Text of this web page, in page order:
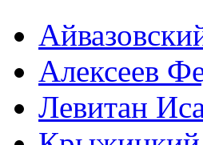
Алексеев
Левитан